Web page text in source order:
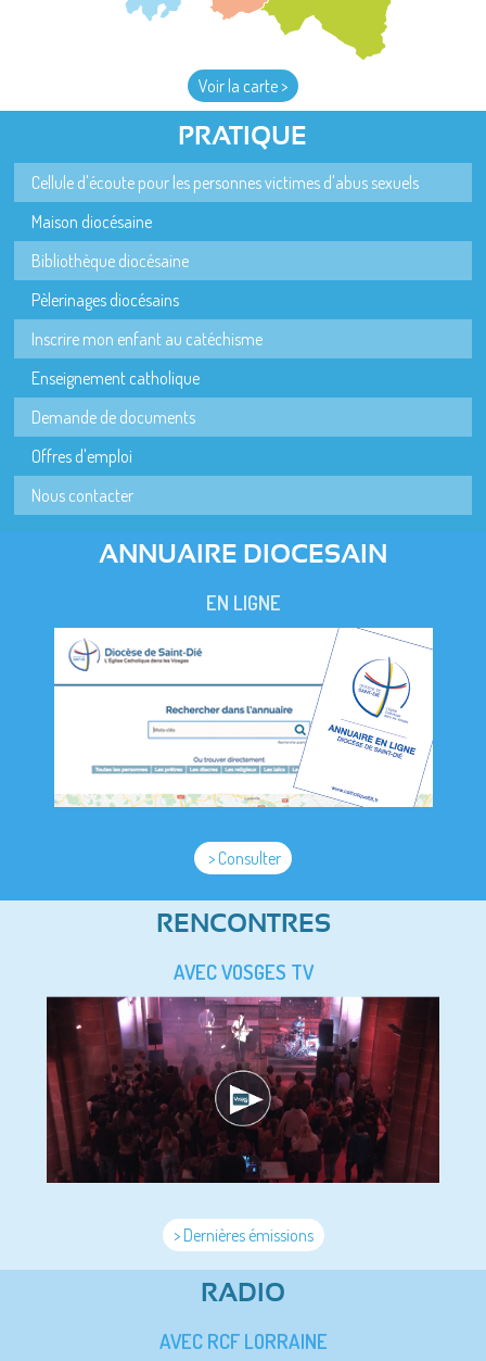
Voir la carte >
PRATIQUE
Cellule d'écoute pour les personnes victimes d'abus sexuels
Maison diocésaine
Bibliothèque diocésaine
Pèlerinages diocésains
Inscrire mon enfant au catéchisme
Enseignement catholique
Demande de documents
Offres d'emploi
Nous contacter
ANNUAIRE DIOCESAIN
EN LIGNE
> Consulter
RENCONTRES
AVEC VOSGES TV
> Dernières émissions
RADIO
AVEC RCF LORRAINE